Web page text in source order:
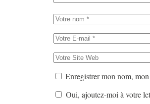
Enregistrer mon nom,
Oui, ajoutez-moi à votre